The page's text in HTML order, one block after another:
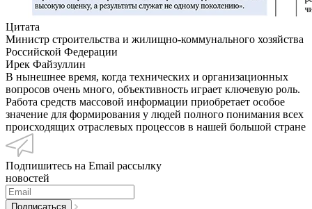
Цитата
Министр строительства и жилищно-коммунального хозяйства
Российской Федерации
Ирек Файзуллин
В нынешнее время, когда технических и организационных
вопросов очень много, объективность играет ключевую роль.
Работа средств массовой информации приобретает особое
значение для формирования у людей полного понимания всех
происходящих отраслевых процессов в нашей большой стране
Подпишитесь на Email рассылку
новостей